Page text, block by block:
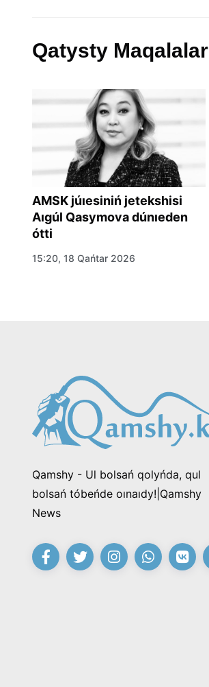
Qatysty Maqalalar
AMSK júıesiniń jetekshisi
Aıgúl Qasymova dúnıeden
ótti
15:20, 18 Qańtar 2026
Qamshy - Ul bolsań qolyńda, qul
bolsań tóbeńde oınaıdy!|Qamshy
News